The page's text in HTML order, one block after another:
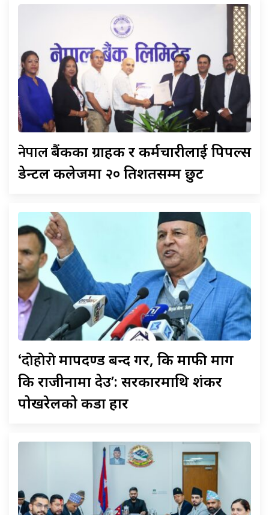
नेपालबैंकका ग्राहक र कर्मचारीलाई पिपल्स
डेन्टल कलेजमा २० प्रतिशतसम्म छुट
‘दोहोरोमापदण्ड बन्द गर, कि माफी माग
कि राजीनामा देउ’: सरकारमाथि शंकर
पोखरेलको कडा प्रहार